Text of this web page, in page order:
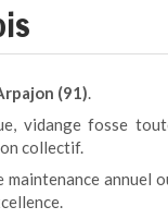
(91).
vidange fosse
collectif.
annuel